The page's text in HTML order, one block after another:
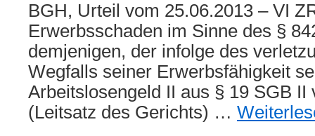
BGH, Urteil vom 25.06.2013 – VI
Erwerbsschaden im Sinne des §
demjenigen, der infolge des
Wegfalls seiner Erwerbsfähigkeit
Arbeitslosengeld II aus § 19 SGB II
(Leitsatz des Gerichts) …